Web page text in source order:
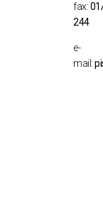
fax:
244
e-
mail: